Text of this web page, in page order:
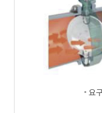
요